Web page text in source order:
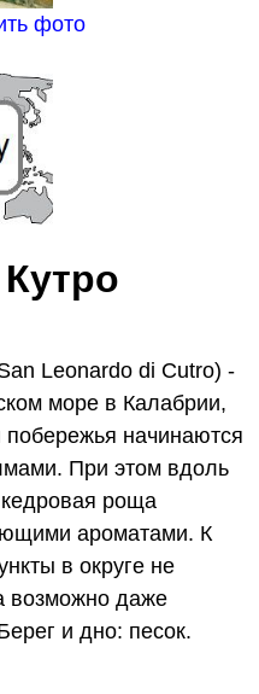
фото
Leonardo di Cutro) -
море в Калабрии,
побережья начинаются
При этом вдоль
роща
ароматами. К
в округе не
возможно даже
и дно: песок.